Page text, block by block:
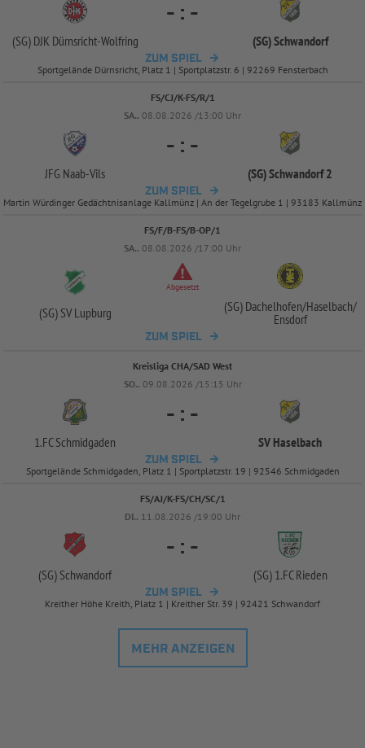
(SG) DJK Dürnsricht-Wolfring
- : -
(SG) Schwandorf
ZUM SPIEL
Sportgelände Dürnsricht, Platz 1 | Sportplatzstr. 6 | 92269 Fensterbach
FS/CJ/K-FS/R/1
SA.. 08.08.2026 /13:00 Uhr
JFG Naab-Vils
- : -
(SG) Schwandorf 2
ZUM SPIEL
Martin Würdinger Gedächtnisanlage Kallmünz | An der Tegelgrube 1 | 93183 Kallmünz
FS/F/B-FS/B-OP/1
SA.. 08.08.2026 /17:00 Uhr
(SG) SV Lupburg
Abgesetzt
(SG) Dachelhofen/Haselbach/
Ensdorf
ZUM SPIEL
Kreisliga CHA/SAD West
SO.. 09.08.2026 /15:15 Uhr
1.FC Schmidgaden
- : -
SV Haselbach
ZUM SPIEL
Sportgelände Schmidgaden, Platz 1 | Sportplatzstr. 19 | 92546 Schmidgaden
FS/AJ/K-FS/CH/SC/1
DI.. 11.08.2026 /19:00 Uhr
(SG) Schwandorf
- : -
(SG) 1.FC Rieden
ZUM SPIEL
Kreither Höhe Kreith, Platz 1 | Kreither Str. 39 | 92421 Schwandorf
MEHR ANZEIGEN